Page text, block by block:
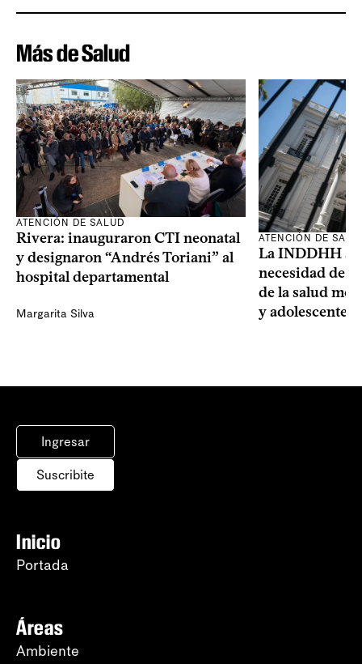
Más de Salud
ATENCIÓN DE SALUD
Rivera: inauguraron CTI neonatal
y designaron “Andrés Toriani” al
hospital departamental
Margarita Silva
ATENCIÓN DE
La INDDHH
necesidad de
de la salud
y adolescentes
Ingresar
Suscribite
Inicio
Portada
Áreas
Ambiente